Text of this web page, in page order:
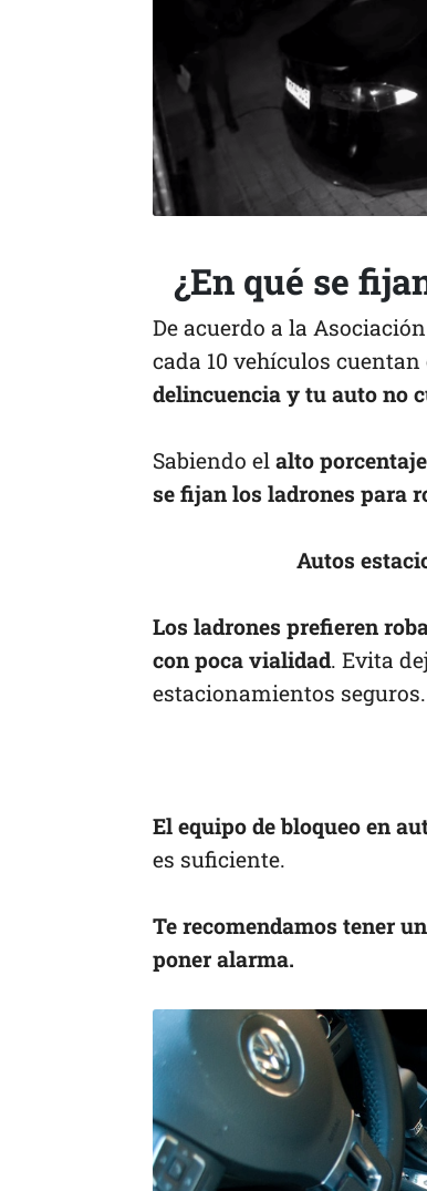
¿En qué se
De acuerdo a la
cada 10 vehículos
delincuencia y tu auto no
Sabiendo el alto
se fijan los ladrones para
Autos
Los ladrones prefieren
con poca vialidad. Evita
estacionamientos seguros.
El equipo de bloqueo en
es suficiente.
Te recomendamos tener
poner alarma.